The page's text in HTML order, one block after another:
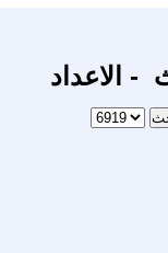
- الاعداد